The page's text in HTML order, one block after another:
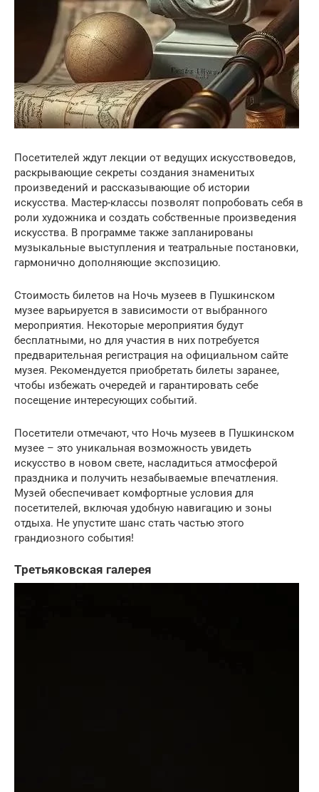
Посетителей ждут лекции от ведущих искусствоведов,
раскрывающие секреты создания знаменитых
произведений и рассказывающие об истории
искусства. Мастер-классы позволят попробовать себя в
роли художника и создать собственные произведения
искусства. В программе также запланированы
музыкальные выступления и театральные постановки,
гармонично дополняющие экспозицию.
Стоимость билетов на Ночь музеев в Пушкинском
музее варьируется в зависимости от выбранного
мероприятия. Некоторые мероприятия будут
бесплатными, но для участия в них потребуется
предварительная регистрация на официальном сайте
музея. Рекомендуется приобретать билеты заранее,
чтобы избежать очередей и гарантировать себе
посещение интересующих событий.
Посетители отмечают, что Ночь музеев в Пушкинском
музее – это уникальная возможность увидеть
искусство в новом свете, насладиться атмосферой
праздника и получить незабываемые впечатления.
Музей обеспечивает комфортные условия для
посетителей, включая удобную навигацию и зоны
отдыха. Не упустите шанс стать частью этого
грандиозного события!
Третьяковская галерея